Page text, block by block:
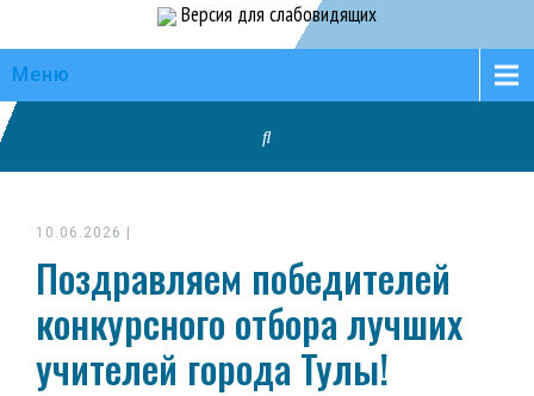
Версия для слабовидящих
Меню
10.06.2026
Поздравляем победителей
конкурсного отбора лучших
учителей города Тулы!